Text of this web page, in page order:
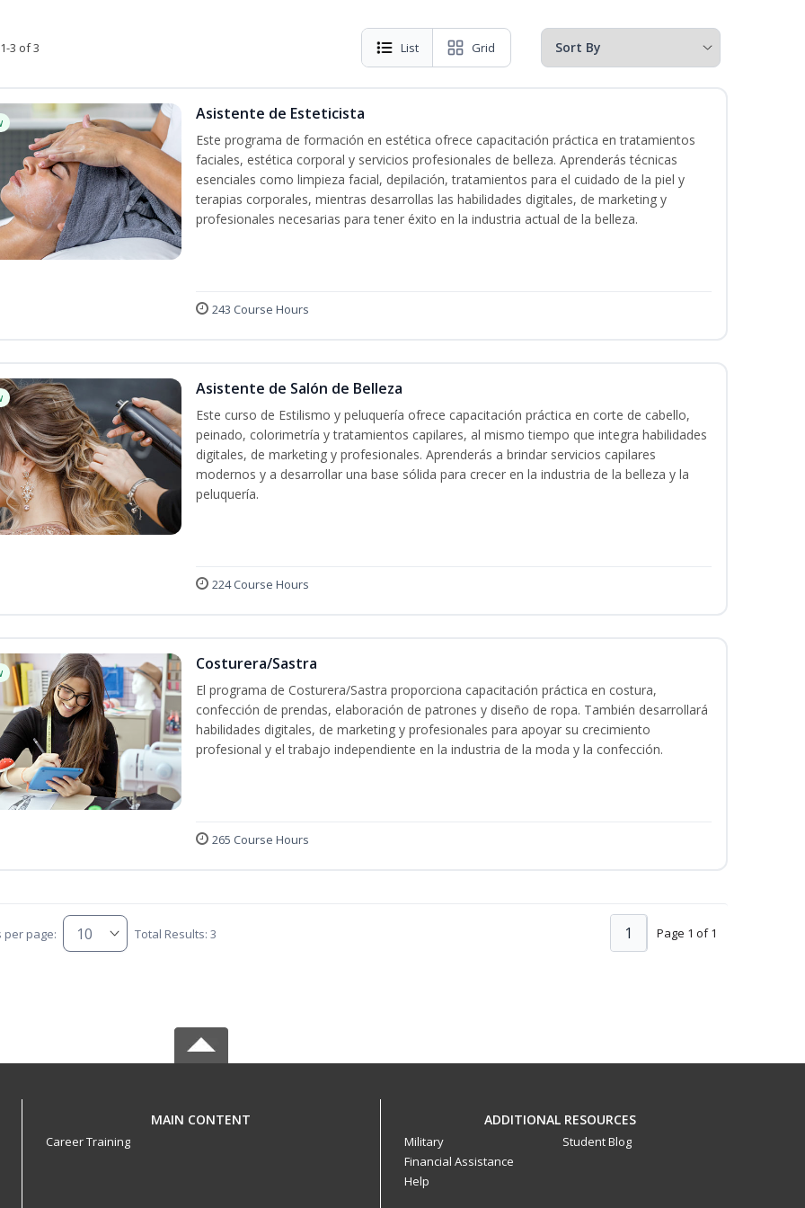
3 of 3 List Grid
Asistente de Esteticista
Este programa de formación en estética ofrece capacitación práctica en tratamientos
faciales, estética corporal y servicios profesionales de belleza. Aprenderás técnicas
esenciales como limpieza facial, depilación, tratamientos para el cuidado de la piel y
terapias corporales, mientras desarrollas las habilidades digitales, de marketing y
profesionales necesarias para tener éxito en la industria actual de la belleza.
243 Course Hours
Asistente de Salón de Belleza
Este curso de Estilismo y peluquería ofrece capacitación práctica en corte de cabello,
peinado, colorimetría y tratamientos capilares, al mismo tiempo que integra habilidades
digitales, de marketing y profesionales. Aprenderás a brindar servicios capilares
modernos y a desarrollar una base sólida para crecer en la industria de la belleza y la
peluquería.
224 Course Hours
Costurera/Sastra
El programa de Costurera/Sastra proporciona capacitación práctica en costura,
confección de prendas, elaboración de patrones y diseño de ropa. También desarrollará
habilidades digitales, de marketing y profesionales para apoyar su crecimiento
profesional y el trabajo independiente en la industria de la moda y la confección.
265 Course Hours
per page: Total Results: 3 Page 1 of 1
1
MAIN CONTENT
Career Training
ADDITIONAL RESOURCES
Military
Financial Assistance
Help
Student Blog